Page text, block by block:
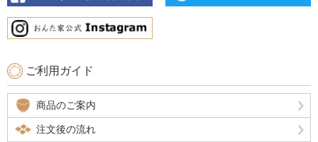
ご利用ガイド
商品のご案内
注文後の流れ